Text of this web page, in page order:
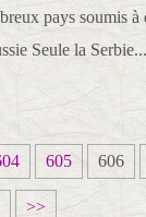
pays soumis à
Seule la Serbie...
605 606
>>